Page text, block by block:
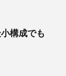
構成でも